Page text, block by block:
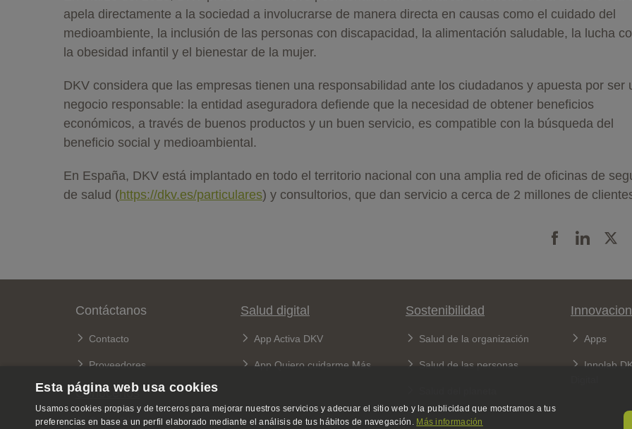
apela directamente a la sociedad a involucrarse de manera directa en causas como el cuidado del
medioambiente, la inclusión de las personas con discapacidad, la alimentación saludable, la lucha
la obesidad infantil y el bienestar de la mujer.
DKV considera que las empresas tienen una responsabilidad ante los ciudadanos y apuesta por ser
negocio responsable: la entidad aseguradora defiende que la necesidad de obtener beneficios
económicos, a través de buenos productos y un buen servicio, es compatible con la búsqueda del
beneficio social y medioambiental.
En España, DKV está implantado en todo el territorio nacional con una amplia red de oficinas de
de salud (https://dkv.es/particulares) y consultorios, que dan servicio a cerca de 2 millones de
Pie de página
Contáctanos
Contacto
Proveedores
Conócenos
Grupo DKV
Salud digital
App Activa DKV
App Quiero cuidarme Más
Sostenibilidad
Salud de la organización
Salud de las personas
Innovacion
Apps
Innolab
Esta página web usa cookies
Usamos cookies propias y de terceros para mejorar nuestros servicios y adecuar el sitio web y la publicidad que mostramos a tus
preferencias en base a un perfil elaborado mediante el análisis de tus hábitos de navegación. Más información